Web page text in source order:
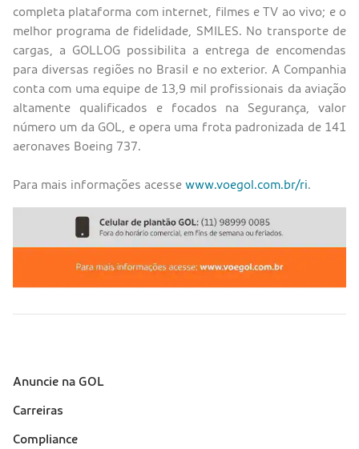
completa plataforma com internet, filmes e TV ao vivo; e o
melhor programa de fidelidade, SMILES. No transporte de
cargas, a GOLLOG possibilita a entrega de encomendas
para diversas regiões no Brasil e no exterior. A Companhia
conta com uma equipe de 13,9 mil profissionais da aviação
altamente qualificados e focados na Segurança, valor
número um da GOL, e opera uma frota padronizada de 141
aeronaves Boeing 737.
Para mais informações acesse www.voegol.com.br/ri.
Sobre a Gol (footer)
Anuncie na GOL
Carreiras
Compliance